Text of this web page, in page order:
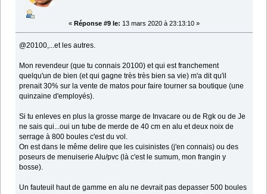
« Réponse #9 le: 13 mars 2020 à 23:13:10 »
@20100,...et les autres.
Mon revendeur (que tu connais 20100) et qui est franchement
quelqu'un de bien (et qui gagne très très bien sa vie) m'a dit qu'il
prenait 30% sur la vente de matos pour faire tourner sa boutique (une
quinzaine d'employés).
Si tu enleves en plus la grosse marge de Invacare ou de Rgk ou de Je
ne sais qui...oui un tube de merde de 40 cm en alu et deux noix de
serrage à 800 boules c'est du vol.
On est dans le même delire que les cuisinistes (j'en connais) ou des
poseurs de menuiserie Alu/pvc (là c'est le sumum, mon frangin y
bosse).
Un fauteuil haut de gamme en alu ne devrait pas depasser 500 boules